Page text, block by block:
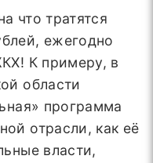
что тратятся
ежегодно
К примеру, в
области
программа
отрасли, как её
власти,